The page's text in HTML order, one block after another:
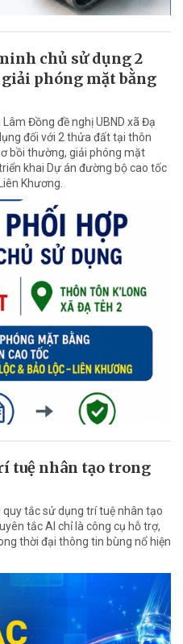
chủ sử dụng 2
phóng mặt bằng
Đồng đề nghị UBND xã Đạ
đối với 2 thửa đất tại thôn
bồi thường, giải phóng mặt
khai Dự án đường bộ cao tốc
Khương.
tuệ nhân tạo trong
quy tắc sử dụng trí tuệ nhân tạo
tắc AI chỉ là công cụ hỗ trợ,
thời đại thông tin bùng nổ hiện